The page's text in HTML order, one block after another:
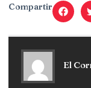
Compartir
El